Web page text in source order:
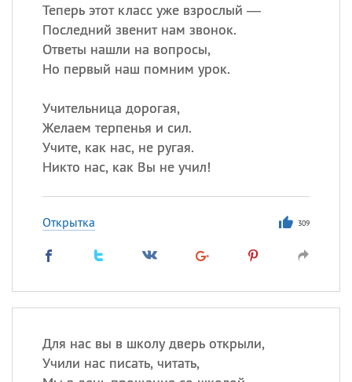
Теперь этот класс уже взрослый —
Последний звенит нам звонок.
Ответы нашли на вопросы,
Но первый наш помним урок.
Учительница дорогая,
Желаем терпенья и сил.
Учите, как нас, не ругая.
Никто нас, как Вы не учил!
Открытка 309
Для нас вы в школу дверь открыли,
Учили нас писать, читать,